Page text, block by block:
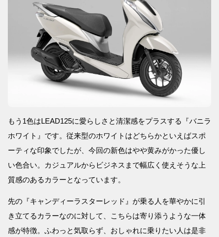
もう1色はLEAD125に愛らしさと清潔感をプラスする『バニラ
ホワイト』です。従来型のホワイトはどちらかといえばスポ
ーティな印象でしたが、今回の新色はやや黄みがかった優し
い色合い。カジュアルからビジネスまで幅広く使えそうな上
質感のあるカラーとなっています。
先の『キャンディーラスターレッド』が乗る人を華やかに引
き立てるカラーなのに対して、こちらは寄り添うような一体
感が特徴。ふわっと気取らず、おしゃれに乗りたい人は是非